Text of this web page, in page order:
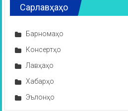
Сарлавҳаҳо
Барномаҳо
Консертҳо
Лавҳаҳо
Хабарҳо
Эълонҳо